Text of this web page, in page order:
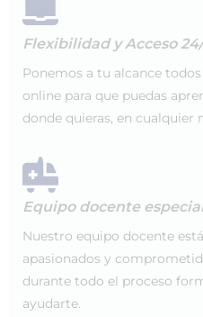
Flexibilidad y Acceso
Ponemos a tu alcance
online para que puedas
donde quieras, en cualquier
Equipo docente
Nuestro equipo docente
apasionados y
durante todo el proceso
ayudarte.